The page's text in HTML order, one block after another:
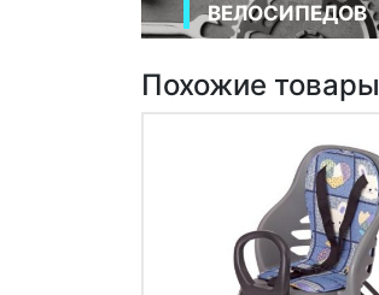
ВЕЛОСИПЕДОВ
Похожие товары